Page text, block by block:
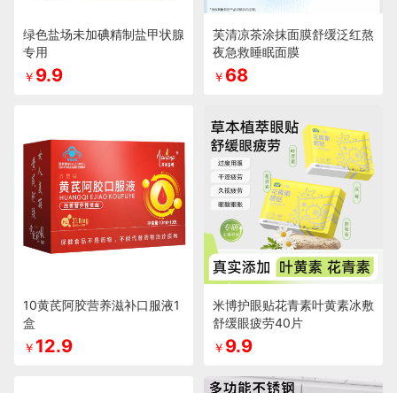
绿色盐场未加碘精制盐甲状腺
专用
￥ 9.9
芙清凉茶涂抹面膜舒缓泛红熬
夜急救睡眠面膜
￥ 68
10黄芪阿胶营养滋补口服液1
盒
￥ 12.9
米博护眼贴花青素叶黄素冰敷
舒缓眼疲劳40片
￥ 9.9